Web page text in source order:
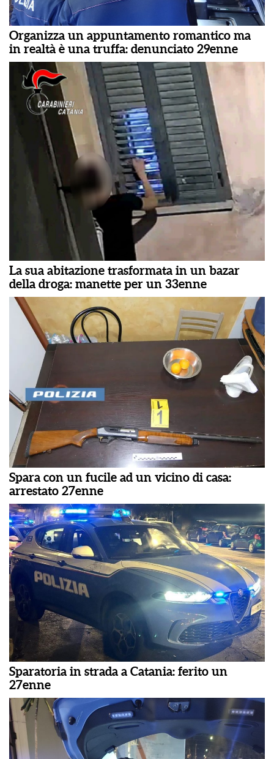
Organizza un appuntamento romantico ma
in realtà è una truffa: denunciato 29enne
La sua abitazione trasformata in un bazar
della droga: manette per un 33enne
Spara con un fucile ad un vicino di casa:
arrestato 27enne
Sparatoria in strada a Catania: ferito un
27enne